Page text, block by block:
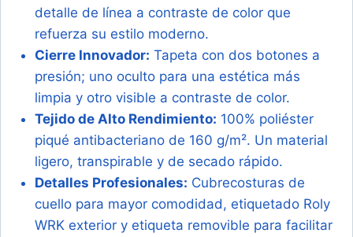
detalle de línea a contraste de color que
refuerza su estilo moderno.
Cierre Innovador: Tapeta con dos botones a
presión; uno oculto para una estética más
limpia y otro visible a contraste de color.
Tejido de Alto Rendimiento: 100% poliéster
piqué antibacteriano de 160 g/m². Un material
ligero, transpirable y de secado rápido.
Detalles Profesionales: Cubrecosturas de
cuello para mayor comodidad, etiquetado Roly
WRK exterior y etiqueta removible para facilitar